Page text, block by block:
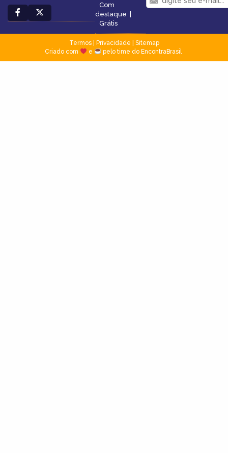
Com
destaque |
Grátis
Termos| Privacidade
Sitemap
Criado com
e pelo time do EncontraBrasil